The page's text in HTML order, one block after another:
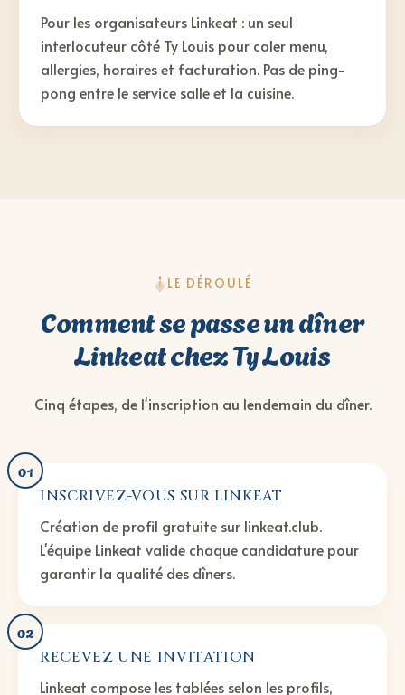
Pour les organisateurs Linkeat : un seul
interlocuteur côté Ty Louis pour caler menu,
allergies, horaires et facturation. Pas de ping-
pong entre le service salle et la cuisine.
LE DÉROULÉ
Comment se passe un dîner
Linkeat chez Ty Louis
Cinq étapes, de l'inscription au lendemain du dîner.
01
INSCRIVEZ-VOUS SUR LINKEAT
Création de profil gratuite sur linkeat.club.
L'équipe Linkeat valide chaque candidature pour
garantir la qualité des dîners.
02
RECEVEZ UNE INVITATION
Linkeat compose les tablées selon les profils,